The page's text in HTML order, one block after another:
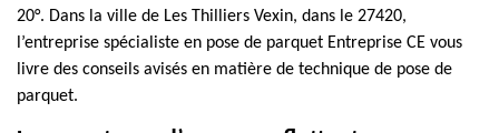
20°. Dans la ville de Les Thilliers Vexin, dans le 27420,
l’entreprise spécialiste en pose de parquet Entreprise CE vous
livre des conseils avisés en matière de technique de pose de
parquet.